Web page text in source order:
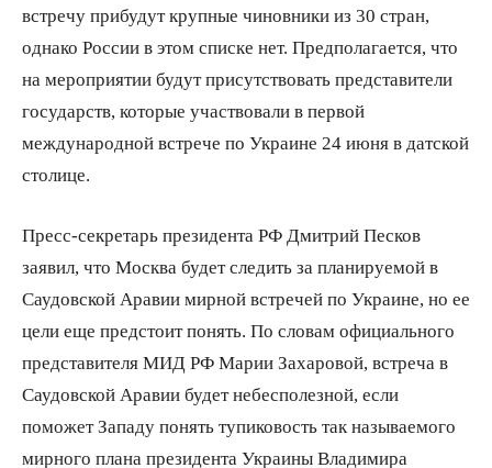
встречу прибудут крупные чиновники из 30 стран,
однако России в этом списке нет. Предполагается, что
на мероприятии будут присутствовать представители
государств, которые участвовали в первой
международной встрече по Украине 24 июня в датской
столице.
Пресс-секретарь президента РФ Дмитрий Песков
заявил, что Москва будет следить за планируемой в
Саудовской Аравии мирной встречей по Украине, но ее
цели еще предстоит понять. По словам официального
представителя МИД РФ Марии Захаровой, встреча в
Саудовской Аравии будет небесполезной, если
поможет Западу понять тупиковость так называемого
мирного плана президента Украины Владимира